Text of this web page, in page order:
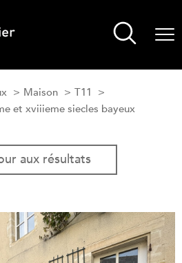
Maison
T11
et xviiieme siecles bayeux
aux résultats